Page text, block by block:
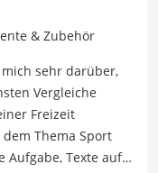
Hobbys
spiegelt sich in
für die
unserer Sicht
und
& Zubehör
sehr darüber,
Vergleiche
Freizeit
Thema Sport
Aufgabe, Texte auf